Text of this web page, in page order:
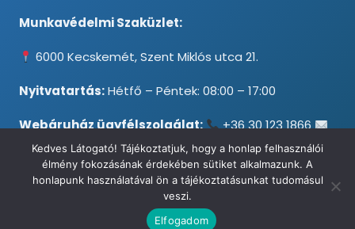
Munkavédelmi Szaküzlet:
6000 Kecskemét, Szent Miklós utca 21.
Nyitvatartás:Hétfő – Péntek: 08:00 – 17:00
Webáruház ügyfélszolgálat:
+36 30 123 1866
info@testpancel.hu
© 2026 Munkavédelmi és Ruházati Webáruház - Minden jog
Kedves Látogató! Tájékoztatjuk, hogy a honlap felhasználói
élmény fokozásának érdekében sütiket alkalmazunk. A
honlapunk használatával ön a tájékoztatásunkat tudomásul
veszi.
Elfogadom